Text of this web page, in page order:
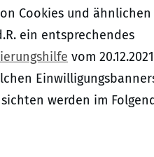
Cookies und ähnlichen
ein entsprechendes
vom 20.12.2021
werden im